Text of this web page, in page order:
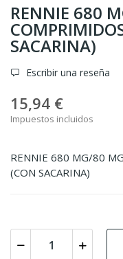
RENNIE 680
SACARINA)
Escribir una reseña
15,94 €
Impuestos incluidos
RENNIE 680 MG/80
(CON SACARINA)